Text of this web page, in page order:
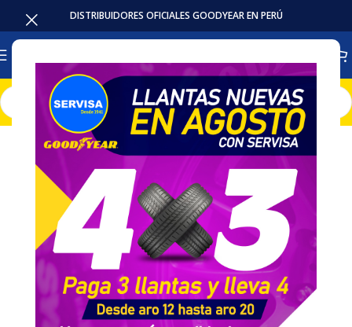
DISTRIBUIDORES OFICIALES GOODYEAR EN PERÚ
Inicio Llantas Camioneta